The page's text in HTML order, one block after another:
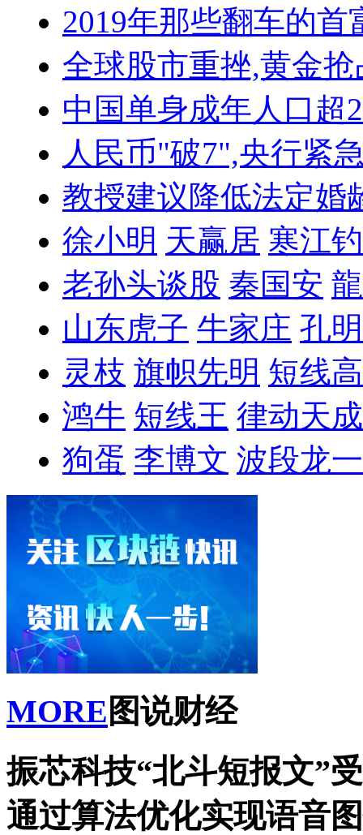
2019年那些翻车的首
全球股市重挫,黄金抢
中国单身成年人口超
人民币"破7",央行紧
教授建议降低法定婚
徐小明 天赢居 寒江
老孙头谈股 秦国安
山东虎子 牛家庄 孔
灵枝 旗帜先明 短线
鸿牛 短线王 律动天成
狗蛋 李博文 波段龙一
MORE 图说财经
振芯科技“北斗短报文”
通过算法优化实现语音